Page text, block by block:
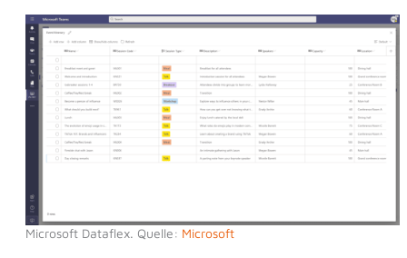
Microsoft Dataflex. Quelle: Microsoft